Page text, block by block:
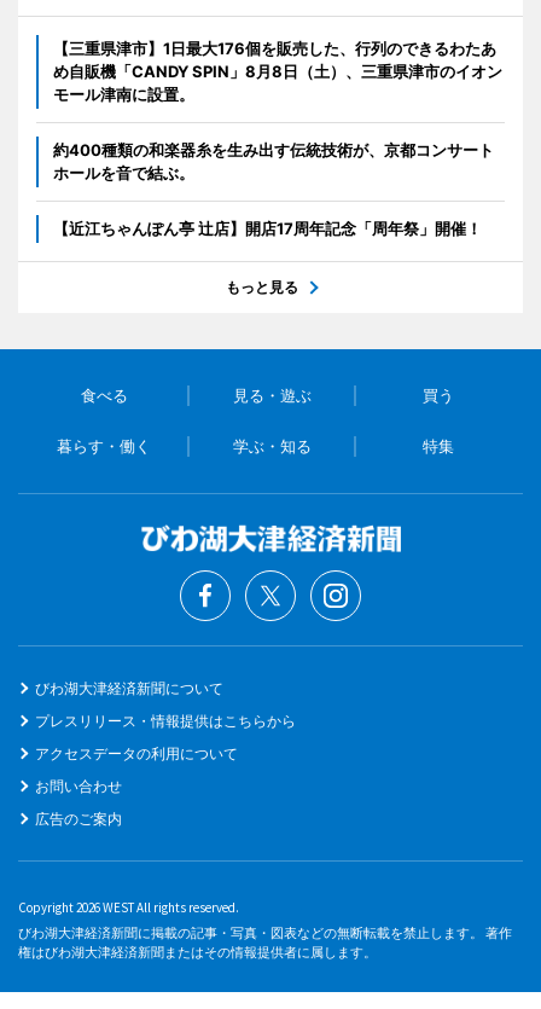
【三重県津市】1日最大176個を販売した、行列のできるわたあ
め自販機「CANDY SPIN」8月8日（土）、三重県津市のイオン
モール津南に設置。
約400種類の和楽器糸を生み出す伝統技術が、京都コンサート
ホールを音で結ぶ。
【近江ちゃんぽん亭 辻店】開店17周年記念「周年祭」開催！
もっと見る
食べる 見る・遊ぶ 買う
暮らす・働く 学ぶ・知る 特集
びわ湖大津経済新聞について
プレスリリース・情報提供はこちらから
アクセスデータの利用について
お問い合わせ
広告のご案内
Copyright 2026 WEST All rights reserved.
びわ湖大津経済新聞に掲載の記事・写真・図表などの無断転載を禁止します。 著作
権はびわ湖大津経済新聞またはその情報提供者に属します。